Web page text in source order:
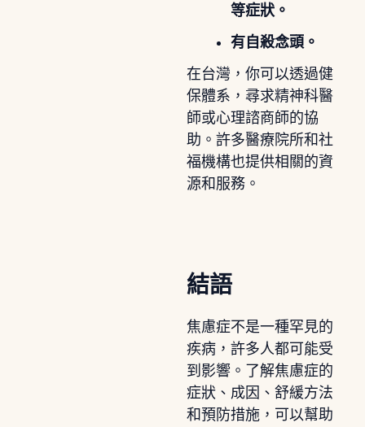
等症狀。
有自殺念頭。
在台灣，你可以透過健
保體系，尋求精神科醫
師或心理諮商師的協
助。許多醫療院所和社
福機構也提供相關的資
源和服務。
結語
焦慮症不是一種罕見的
疾病，許多人都可能受
到影響。了解焦慮症的
症狀、成因、舒緩方法
和預防措施，可以幫助